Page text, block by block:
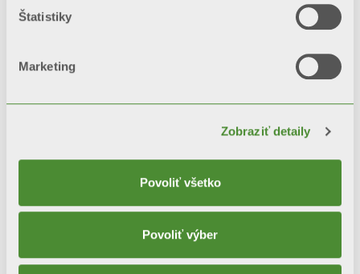
Štatistiky
Marketing
Zobraziť detaily
Povoliť všetko
Povoliť výber
dátumu inštalácie na výrobné chyby
pod podmienkou, že zariadenie bolo
odborne namontované.
Súvisiacich